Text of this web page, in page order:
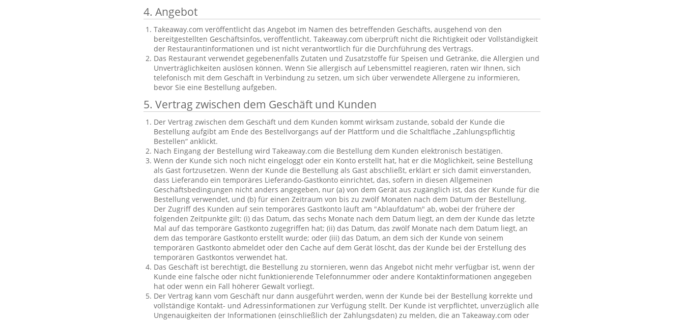
4. Angebot
Takeaway.com veröffentlicht das Angebot im Namen des betreffenden Geschäfts, ausgehend von den
bereitgestellten Geschäftsinfos, veröffentlicht. Takeaway.com überprüft nicht die Richtigkeit oder Vollständigkeit
der Restaurantinformationen und ist nicht verantwortlich für die Durchführung des Vertrags.
Das Restaurant verwendet gegebenenfalls Zutaten und Zusatzstoffe für Speisen und Getränke, die Allergien und
Unverträglichkeiten auslösen können. Wenn Sie allergisch auf Lebensmittel reagieren, raten wir Ihnen, sich
telefonisch mit dem Geschäft in Verbindung zu setzen, um sich über verwendete Allergene zu informieren,
bevor Sie eine Bestellung aufgeben.
5. Vertrag zwischen dem Geschäft und Kunden
Der Vertrag zwischen dem Geschäft und dem Kunden kommt wirksam zustande, sobald der Kunde die
Bestellung aufgibt am Ende des Bestellvorgangs auf der Plattform und die Schaltfläche „Zahlungspflichtig
Bestellen“ anklickt.
Nach Eingang der Bestellung wird Takeaway.com die Bestellung dem Kunden elektronisch bestätigen.
Wenn der Kunde sich noch nicht eingeloggt oder ein Konto erstellt hat, hat er die Möglichkeit, seine Bestellung
als Gast fortzusetzen. Wenn der Kunde die Bestellung als Gast abschließt, erklärt er sich damit einverstanden,
dass Lieferando ein temporäres Lieferando-Gastkonto einrichtet, das, sofern in diesen Allgemeinen
Geschäftsbedingungen nicht anders angegeben, nur (a) von dem Gerät aus zugänglich ist, das der Kunde für die
Bestellung verwendet, und (b) für einen Zeitraum von bis zu zwölf Monaten nach dem Datum der Bestellung.
Der Zugriff des Kunden auf sein temporäres Gastkonto läuft am "Ablaufdatum" ab, wobei der frühere der
folgenden Zeitpunkte gilt: (i) das Datum, das sechs Monate nach dem Datum liegt, an dem der Kunde das letzte
Mal auf das temporäre Gastkonto zugegriffen hat; (ii) das Datum, das zwölf Monate nach dem Datum liegt, an
dem das temporäre Gastkonto erstellt wurde; oder (iii) das Datum, an dem sich der Kunde von seinem
temporären Gastkonto abmeldet oder den Cache auf dem Gerät löscht, das der Kunde bei der Erstellung des
temporären Gastkontos verwendet hat.
Das Geschäft ist berechtigt, die Bestellung zu stornieren, wenn das Angebot nicht mehr verfügbar ist, wenn der
Kunde eine falsche oder nicht funktionierende Telefonnummer oder andere Kontaktinformationen angegeben
hat oder wenn ein Fall höherer Gewalt vorliegt.
Der Vertrag kann vom Geschäft nur dann ausgeführt werden, wenn der Kunde bei der Bestellung korrekte und
vollständige Kontakt- und Adressinformationen zur Verfügung stellt. Der Kunde ist verpflichtet, unverzüglich alle
Ungenauigkeiten der Informationen (einschließlich der Zahlungsdaten) zu melden, die an Takeaway.com oder